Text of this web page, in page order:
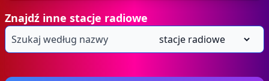
Znajdź inne stacje radiowe